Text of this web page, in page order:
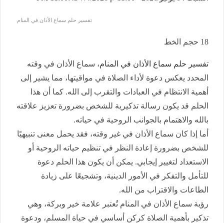
تفسير حلم سماع الأذان في المنام
18 حجم الخط
تفسير حلم سماع الأذان في المنام، سماع الأذان في وقته
المحدد يعكس دعوة لأداء الصلاة في مواقيتها، مما يشير إلى
أهمية الانتظام في العبادات والتقرب إلى الله. كما أن هذا
الحلم قد يكون رسالة تذكيرية للشخص بضرورة تعزيز علاقته
بالله والاهتمام بالجوانب الروحية في حياته.
أما إذا كان سماع الأذان في غير وقته، فقد يحمل معنى تنبيهيًا
للشخص بضرورة إعادة النظر في تنظيم حياته الروحية أو
الاستعداد لتغيير إيجابي. يمكن أن يكون هذا الحلم دعوة
للتأمل والتفكر في الأمور الدينية، وتشجيعًا على زيادة
الطاعات والاقتراب من الله.
رؤية سماع الأذان في المنام تُعتبر علامة خير وبركة، وهي
تذكير بأهمية الصلاة كركن أساسي في حياة المسلم، ودعوة